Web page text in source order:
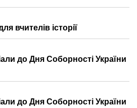
вчителів історії
до Дня Соборності України
до Дня Соборності України